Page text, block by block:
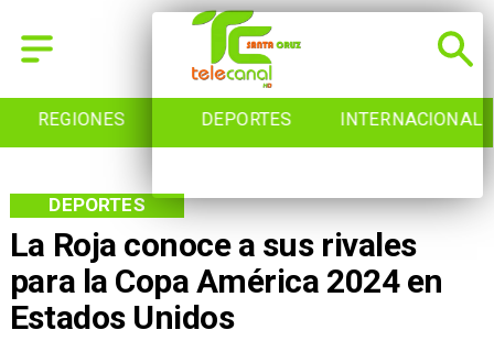
REGIONES DEPORTES INTERNACIONAL
La Roja conoce a sus rivales
para la Copa América 2024 en
Estados Unidos
DEPORTES